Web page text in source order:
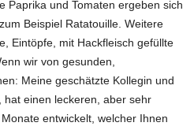
Paprika und Tomaten ergeben sich
Beispiel Ratatouille. Weitere
Eintöpfe, mit Hackfleisch gefüllte
wir von gesunden,
Meine geschätzte Kollegin und
hat einen leckeren, aber sehr
entwickelt, welcher Ihnen